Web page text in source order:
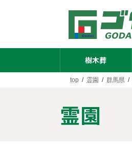
ツ
シ
樹木葬
top 霊園 群馬県
霊園